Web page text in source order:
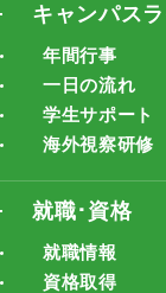
キャンパス
年間行事
一日の流れ
学生サポート
海外視察研修
就職･資格
就職情報
資格取得